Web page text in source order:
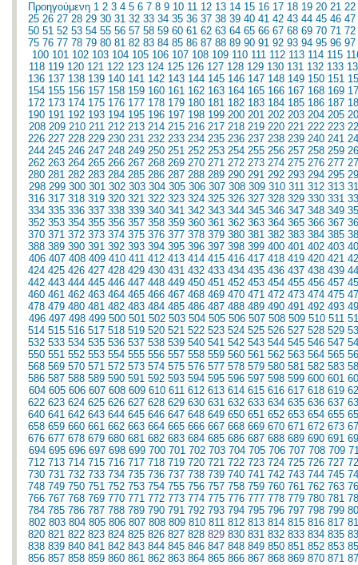
Προηγούμενη 1 2 3 4 5 6 7 8 9 10 11 12 13 14 15 16 17 18 19 20 21 22
25 26 27 28 29 30 31 32 33 34 35 36 37 38 39 40 41 42 43 44 45 46 47
50 51 52 53 54 55 56 57 58 59 60 61 62 63 64 65 66 67 68 69 70 71 72
75 76 77 78 79 80 81 82 83 84 85 86 87 88 89 90 91 92 93 94 95 96 97
100 101 102 103 104 105 106 107 108 109 110 111 112 113 114 115
118 119 120 121 122 123 124 125 126 127 128 129 130 131 132 133
136 137 138 139 140 141 142 143 144 145 146 147 148 149 150 151
154 155 156 157 158 159 160 161 162 163 164 165 166 167 168 169
172 173 174 175 176 177 178 179 180 181 182 183 184 185 186 187
190 191 192 193 194 195 196 197 198 199 200 201 202 203 204 205
208 209 210 211 212 213 214 215 216 217 218 219 220 221 222 223
226 227 228 229 230 231 232 233 234 235 236 237 238 239 240 241
244 245 246 247 248 249 250 251 252 253 254 255 256 257 258 259
262 263 264 265 266 267 268 269 270 271 272 273 274 275 276 277
280 281 282 283 284 285 286 287 288 289 290 291 292 293 294 295
298 299 300 301 302 303 304 305 306 307 308 309 310 311 312 313
316 317 318 319 320 321 322 323 324 325 326 327 328 329 330 331
334 335 336 337 338 339 340 341 342 343 344 345 346 347 348 349
352 353 354 355 356 357 358 359 360 361 362 363 364 365 366 367
370 371 372 373 374 375 376 377 378 379 380 381 382 383 384 385
388 389 390 391 392 393 394 395 396 397 398 399 400 401 402 403
406 407 408 409 410 411 412 413 414 415 416 417 418 419 420 421
424 425 426 427 428 429 430 431 432 433 434 435 436 437 438 439
442 443 444 445 446 447 448 449 450 451 452 453 454 455 456 457
460 461 462 463 464 465 466 467 468 469 470 471 472 473 474 475
478 479 480 481 482 483 484 485 486 487 488 489 490 491 492 493
496 497 498 499 500 501 502 503 504 505 506 507 508 509 510 511
514 515 516 517 518 519 520 521 522 523 524 525 526 527 528 529
532 533 534 535 536 537 538 539 540 541 542 543 544 545 546 547
550 551 552 553 554 555 556 557 558 559 560 561 562 563 564 565
568 569 570 571 572 573 574 575 576 577 578 579 580 581 582 583
586 587 588 589 590 591 592 593 594 595 596 597 598 599 600 601
604 605 606 607 608 609 610 611 612 613 614 615 616 617 618 619
622 623 624 625 626 627 628 629 630 631 632 633 634 635 636 637
640 641 642 643 644 645 646 647 648 649 650 651 652 653 654 655
658 659 660 661 662 663 664 665 666 667 668 669 670 671 672 673
676 677 678 679 680 681 682 683 684 685 686 687 688 689 690 691
694 695 696 697 698 699 700 701 702 703 704 705 706 707 708 709
712 713 714 715 716 717 718 719 720 721 722 723 724 725 726 727
730 731 732 733 734 735 736 737 738 739 740 741 742 743 744 745
748 749 750 751 752 753 754 755 756 757 758 759 760 761 762 763
766 767 768 769 770 771 772 773 774 775 776 777 778 779 780 781
784 785 786 787 788 789 790 791 792 793 794 795 796 797 798 799
802 803 804 805 806 807 808 809 810 811 812 813 814 815 816 817
820 821 822 823 824 825 826 827 828 829 830 831 832 833 834 835
838 839 840 841 842 843 844 845 846 847 848 849 850 851 852 853
856 857 858 859 860 861 862 863 864 865 866 867 868 869 870 871